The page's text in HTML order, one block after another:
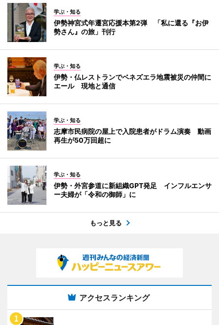
学ぶ・知る
伊勢神宮式年遷宮応援本第2弾 「私に還る『お伊
勢さん』の旅」刊行
学ぶ・知る
伊勢・仏レストランでベネズエラ地震被災の仲間に
エール 現地と通信
学ぶ・知る
志摩市民病院の屋上で入院患者がドラム演奏 動画
再生が50万回超に
学ぶ・知る
伊勢・外宮参道に新組織GPT発足 インフルエンサ
ー夫婦が「令和の御師」に
もっと見る
アクセスランキング